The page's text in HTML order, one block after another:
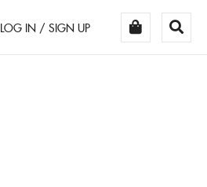
LOG IN / SIGN UP